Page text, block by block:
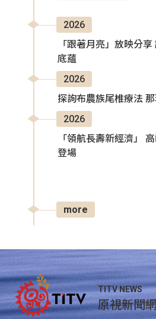
2026
「跟著月亮」放映分
底蘊
2026
探詢布農族尾椎療法
2026
「領航長壽新經濟」
登場
more
TITV NEWS
原視新聞